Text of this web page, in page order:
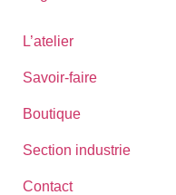
L’atelier
Savoir-faire
Boutique
Section industrie
Contact